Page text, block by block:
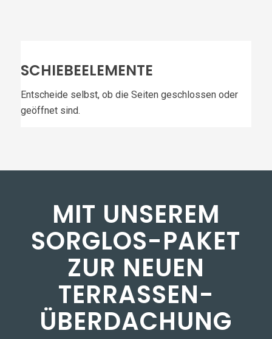
SCHIEBEELEMENTE
Entscheide selbst, ob die Seiten geschlossen oder
geöffnet sind.
MIT UNSEREM
SORGLOS-PAKET
ZUR NEUEN
TERRASSEN­
ÜBERDACHUNG